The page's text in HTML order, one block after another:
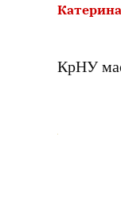
КрНУ